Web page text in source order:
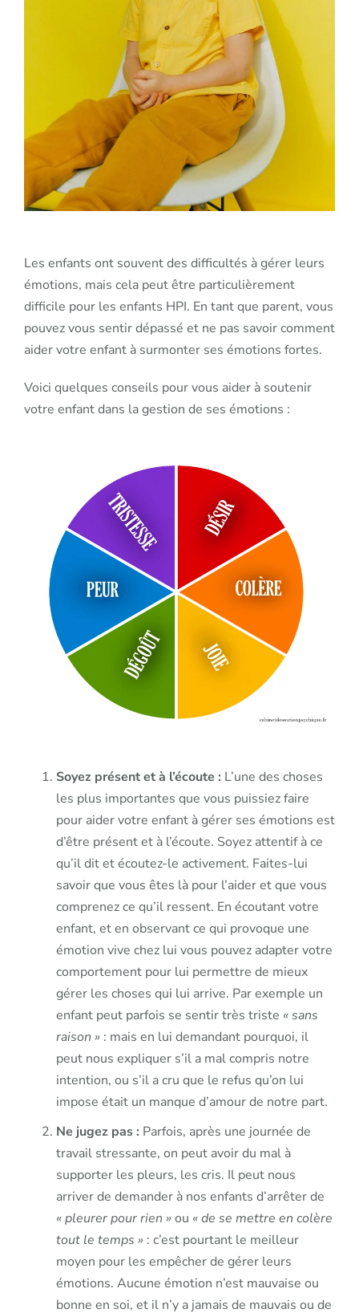
Les enfants ont souvent des difficultés à gérer leurs
émotions, mais cela peut être particulièrement
difficile pour les enfants HPI. En tant que parent, vous
pouvez vous sentir dépassé et ne pas savoir comment
aider votre enfant à surmonter ses émotions fortes.
Voici quelques conseils pour vous aider à soutenir
votre enfant dans la gestion de ses émotions :
Soyez présent et à l’écoute : L’une des choses
les plus importantes que vous puissiez faire
pour aider votre enfant à gérer ses émotions est
d’être présent et à l’écoute. Soyez attentif à ce
qu’il dit et écoutez-le activement. Faites-lui
savoir que vous êtes là pour l’aider et que vous
comprenez ce qu’il ressent. En écoutant votre
enfant, et en observant ce qui provoque une
émotion vive chez lui vous pouvez adapter votre
comportement pour lui permettre de mieux
gérer les choses qui lui arrive. Par exemple un
enfant peut parfois se sentir très triste « sans
raison » : mais en lui demandant pourquoi, il
peut nous expliquer s’il a mal compris notre
intention, ou s’il a cru que le refus qu’on lui
impose était un manque d’amour de notre part.
Ne jugez pas : Parfois, après une journée de
travail stressante, on peut avoir du mal à
supporter les pleurs, les cris. Il peut nous
arriver de demander à nos enfants d’arrêter de
« pleurer pour rien » ou « de se mettre en colère
tout le temps » : c’est pourtant le meilleur
moyen pour les empêcher de gérer leurs
émotions. Aucune émotion n’est mauvaise ou
bonne en soi, et il n’y a jamais de mauvais ou de